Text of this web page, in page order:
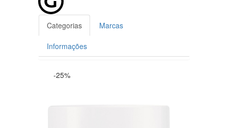
Categorias Marcas
Informações
-25%